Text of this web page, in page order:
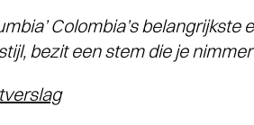
Colombia’s
bezit een stem die je